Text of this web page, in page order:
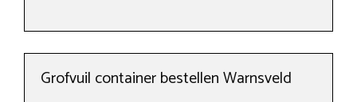
Grofvuil container bestellen Warnsveld